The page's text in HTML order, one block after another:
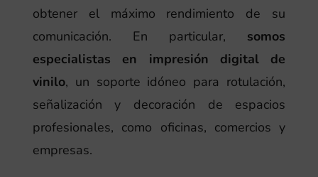
obtener el máximo rendimiento de su
comunicación. En particular, somos
especialistas en impresión digital de
vinilo, un soporte idóneo para rotulación,
señalización y decoración de espacios
profesionales, como oficinas, comercios y
empresas.